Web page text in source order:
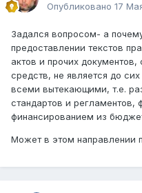
Опубликовано 17
Задался вопросом- а
предоставлении текстов
актов и прочих
средств, не является до
всеми вытекающими, т.е.
стандартов и регламентов,
финансированием из
Может в этом направлении